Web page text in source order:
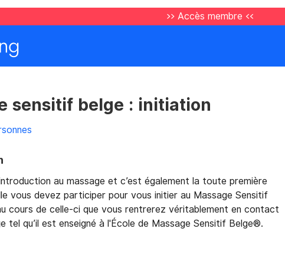
>> Accès membre <<
sensitif belge : initiation
au massage et c’est également la toute première
vous devez participer pour vous initier au Massage Sensitif
cours de celle-ci que vous rentrerez véritablement en contact
tel qu’il est enseigné à l'École de Massage Sensitif Belge®.